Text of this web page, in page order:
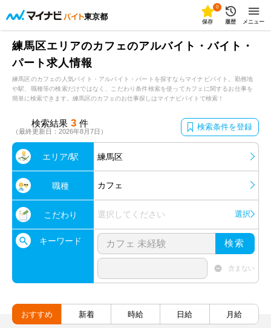
東京都
0
保存 履歴 メニュー
練馬区エリアのカフェのアルバイト・バイト・
パート求人情報
練馬区のカフェの人気バイト・アルバイト・パートを探すならマイナビバイト。勤務地
や駅、職種等の検索だけではなく、こだわり条件検索を使ってカフェに関するお仕事を
簡単に検索できます。練馬区のカフェのお仕事探しはマイナビバイトで検索！
検索結果 3 件
（最終更新日：2026年8月7日） 検索条件を登録
エリア/駅 練馬区
職種 カフェ
こだわり 選択してください 選択
キーワード 検索
含まない
おすすめ 新着 時給 日給 月給